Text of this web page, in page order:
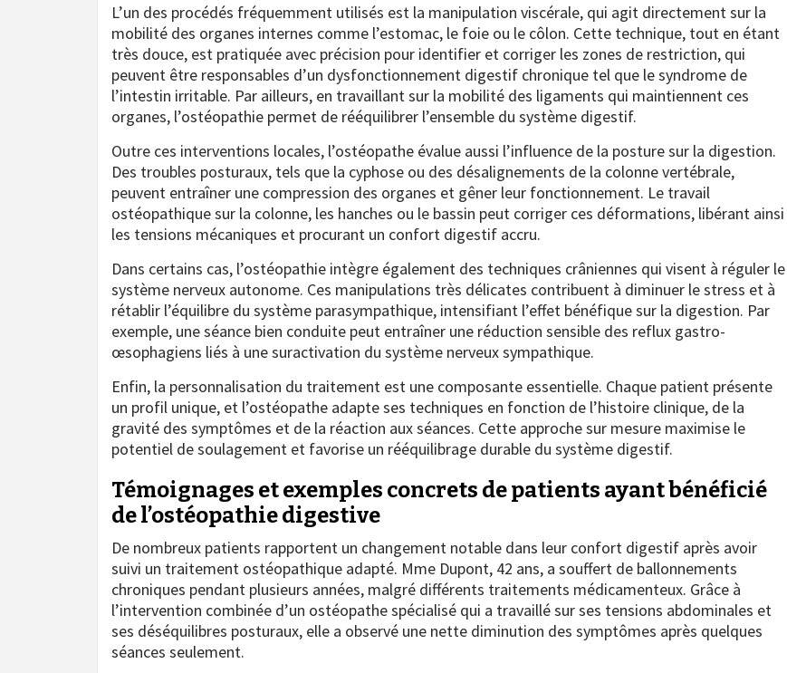
L’un des procédés fréquemment utilisés est la manipulation viscérale, qui agit directement sur la
mobilité des organes internes comme l’estomac, le foie ou le côlon. Cette technique, tout en étant
très douce, est pratiquée avec précision pour identifier et corriger les zones de restriction, qui
peuvent être responsables d’un dysfonctionnement digestif chronique tel que le syndrome de
l’intestin irritable. Par ailleurs, en travaillant sur la mobilité des ligaments qui maintiennent ces
organes, l’ostéopathie permet de rééquilibrer l’ensemble du système digestif.
Outre ces interventions locales, l’ostéopathe évalue aussi l’influence de la posture sur la digestion.
Des troubles posturaux, tels que la cyphose ou des désalignements de la colonne vertébrale,
peuvent entraîner une compression des organes et gêner leur fonctionnement. Le travail
ostéopathique sur la colonne, les hanches ou le bassin peut corriger ces déformations, libérant ainsi
les tensions mécaniques et procurant un confort digestif accru.
Dans certains cas, l’ostéopathie intègre également des techniques crâniennes qui visent à réguler le
système nerveux autonome. Ces manipulations très délicates contribuent à diminuer le stress et à
rétablir l’équilibre du système parasympathique, intensifiant l’effet bénéfique sur la digestion. Par
exemple, une séance bien conduite peut entraîner une réduction sensible des reflux gastro-
œsophagiens liés à une suractivation du système nerveux sympathique.
Enfin, la personnalisation du traitement est une composante essentielle. Chaque patient présente
un profil unique, et l’ostéopathe adapte ses techniques en fonction de l’histoire clinique, de la
gravité des symptômes et de la réaction aux séances. Cette approche sur mesure maximise le
potentiel de soulagement et favorise un rééquilibrage durable du système digestif.
Témoignages et exemples concrets de patients ayant bénéficié
de l’ostéopathie digestive
De nombreux patients rapportent un changement notable dans leur confort digestif après avoir
suivi un traitement ostéopathique adapté. Mme Dupont, 42 ans, a souffert de ballonnements
chroniques pendant plusieurs années, malgré différents traitements médicamenteux. Grâce à
l’intervention combinée d’un ostéopathe spécialisé qui a travaillé sur ses tensions abdominales et
ses déséquilibres posturaux, elle a observé une nette diminution des symptômes après quelques
séances seulement.